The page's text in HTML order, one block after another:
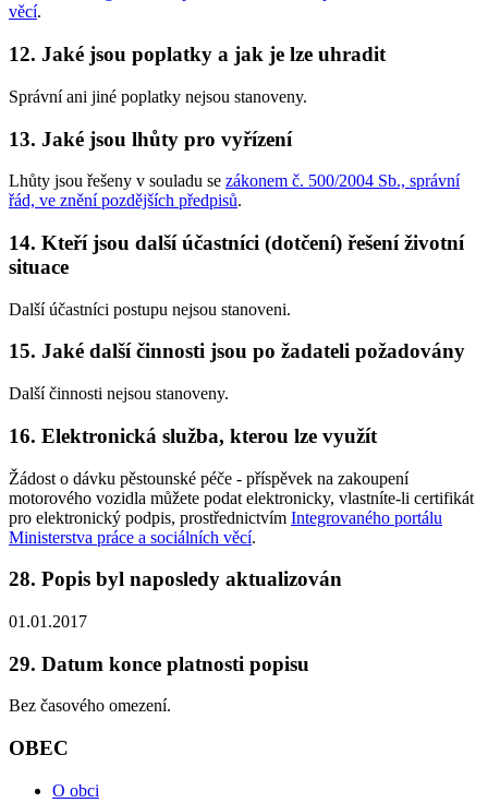
věcí.
12. Jaké jsou poplatky a jak je lze uhradit
Správní ani jiné poplatky nejsou stanoveny.
13. Jaké jsou lhůty pro vyřízení
Lhůty jsou řešeny v souladu se zákonem č. 500/2004 Sb., správní
řád, ve znění pozdějších předpisů.
14. Kteří jsou další účastníci (dotčení) řešení životní
situace
Další účastníci postupu nejsou stanoveni.
15. Jaké další činnosti jsou po žadateli požadovány
Další činnosti nejsou stanoveny.
16. Elektronická služba, kterou lze využít
Žádost o dávku pěstounské péče - příspěvek na zakoupení
motorového vozidla můžete podat elektronicky, vlastníte-li certifikát
pro elektronický podpis, prostřednictvím Integrovaného portálu
Ministerstva práce a sociálních věcí.
28. Popis byl naposledy aktualizován
01.01.2017
29. Datum konce platnosti popisu
Bez časového omezení.
OBEC
O obci